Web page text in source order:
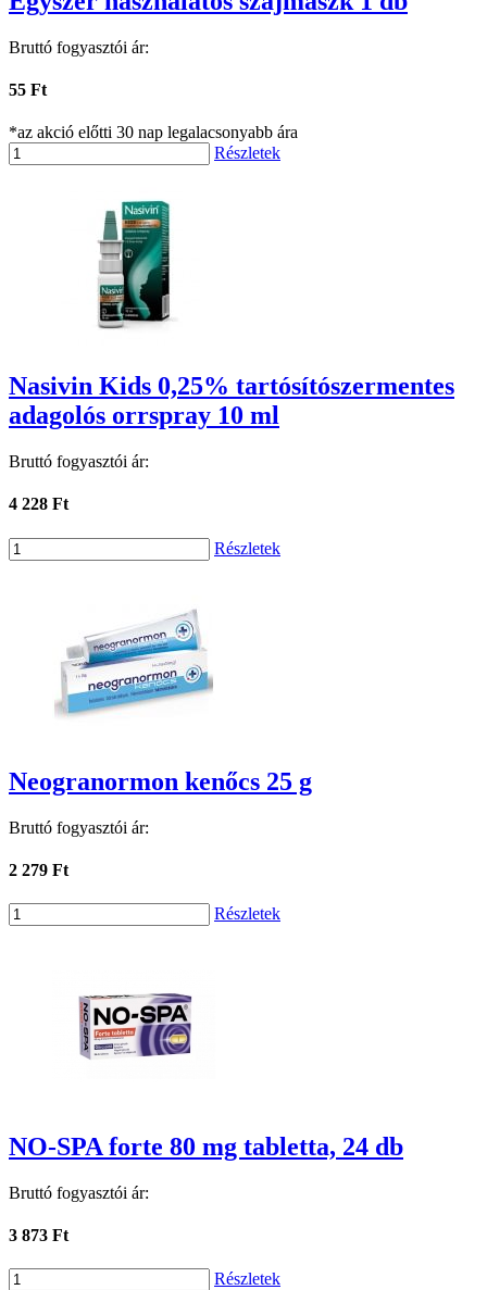
Bruttó fogyasztói ár:
55 Ft
*az akció előtti 30 nap legalacsonyabb ára
Részletek
Nasivin Kids 0,25% tartósítószermentes
adagolós orrspray 10 ml
Bruttó fogyasztói ár:
4 228 Ft
Részletek
Neogranormon kenőcs 25 g
Bruttó fogyasztói ár:
2 279 Ft
Részletek
NO-SPA forte 80 mg tabletta, 24 db
Bruttó fogyasztói ár:
3 873 Ft
Részletek